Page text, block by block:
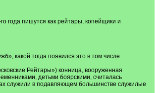
года пишутся как рейтары, копейщики и
какой тогда появился это в том числе
Рейтары») конница, вооруженная
детьми боярскими, считалась
служили в подавляющем большинстве служилые